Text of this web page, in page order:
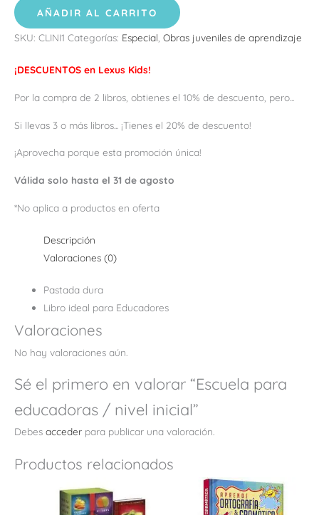
AÑADIR AL CARRITO
SKU: CLINI1 Categorías: Especial, Obras juveniles de aprendizaje
¡DESCUENTOS en Lexus Kids!
Por la compra de 2 libros, obtienes el 10% de descuento, pero...
Si llevas 3 o más libros... ¡Tienes el 20% de descuento!
¡Aprovecha porque esta promoción única!
Válida solo hasta el 31 de agosto
*No aplica a productos en oferta
Descripción
Valoraciones (0)
Pastada dura
Libro ideal para Educadores
Valoraciones
No hay valoraciones aún.
Sé el primero en valorar “Escuela para
educadoras / nivel inicial”
Debes acceder para publicar una valoración.
Productos relacionados